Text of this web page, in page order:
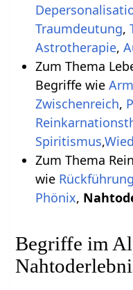
Traumdeutung,
Astrotherapie,
Zum Thema
Begriffe wie
Zwischenreich,
Spiritismus,
Zum Thema
wie Rückführung
Phönix,
Begriffe im